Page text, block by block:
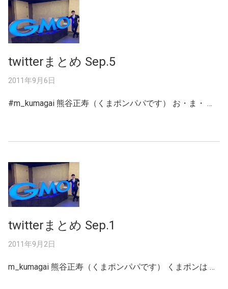
twitterまとめ Sep.5
2011年9月6日
#m_kumagai 熊谷正寿（くまポンパパです） お・ま・ …
twitterまとめ Sep.1
2011年9月2日
m_kumagai 熊谷正寿（くまポンパパです） くまポンは …